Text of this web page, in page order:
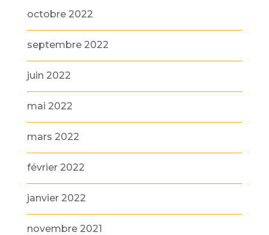
octobre 2022
septembre 2022
juin 2022
mai 2022
mars 2022
février 2022
janvier 2022
novembre 2021